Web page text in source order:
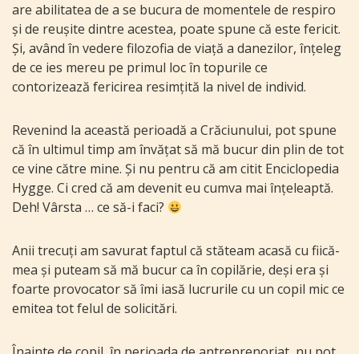
are abilitatea de a se bucura de momentele de respiro
și de reușite dintre acestea, poate spune că este fericit.
Și, având în vedere filozofia de viață a danezilor, înțeleg
de ce ies mereu pe primul loc în topurile ce
contorizează fericirea resimțită la nivel de individ.
Revenind la această perioadă a Crăciunului, pot spune
că în ultimul timp am învățat să mă bucur din plin de tot
ce vine către mine. Și nu pentru că am citit Enciclopedia
Hygge. Ci cred că am devenit eu cumva mai înțeleaptă.
Deh! Vârsta … ce să-i faci?
Anii trecuți am savurat faptul că stăteam acasă cu fiică-
mea și puteam să mă bucur ca în copilărie, deși era și
foarte provocator să îmi iasă lucrurile cu un copil mic ce
emitea tot felul de solicitări.